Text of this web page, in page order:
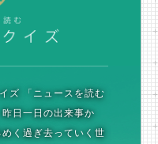
ズ 「ニュースを読む
日一日の出来事か
く過ぎ去っていく世